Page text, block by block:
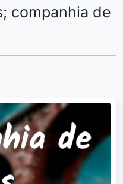
companhia de